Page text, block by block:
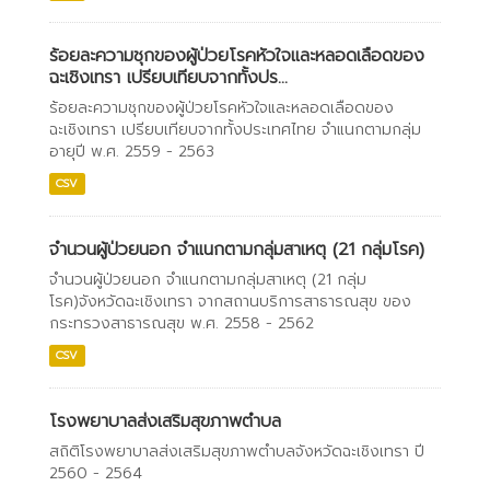
ร้อยละความชุกของผู้ป่วยโรคหัวใจและหลอดเลือดของ
ฉะเชิงเทรา เปรียบเทียบจากทั้งปร...
ร้อยละความชุกของผู้ป่วยโรคหัวใจและหลอดเลือดของ
ฉะเชิงเทรา เปรียบเทียบจากทั้งประเทศไทย จำแนกตามกลุ่ม
อายุปี พ.ศ. 2559 - 2563
CSV
จำนวนผู้ป่วยนอก จำแนกตามกลุ่มสาเหตุ (21 กลุ่มโรค)
จำนวนผู้ป่วยนอก จำแนกตามกลุ่มสาเหตุ (21 กลุ่ม
โรค)จังหวัดฉะเชิงเทรา จากสถานบริการสาธารณสุข ของ
กระทรวงสาธารณสุข พ.ศ. 2558 - 2562
CSV
โรงพยาบาลส่งเสริมสุขภาพตำบล
สถิติโรงพยาบาลส่งเสริมสุขภาพตำบลจังหวัดฉะเชิงเทรา ปี
2560 - 2564